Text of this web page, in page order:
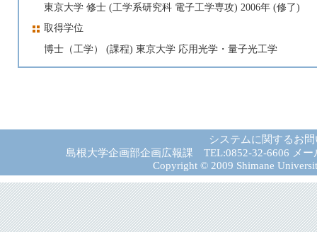
東京大学 修士 (工学系研究科 電子工学専攻) 2006年 (修了)
取得学位
博士（工学） (課程) 東京大学 応用光学・量子光工学
システムに関するお
島根大学企画部企画広報課 TEL:0852-32-6606 メー
Copyright © 2009 Shimane